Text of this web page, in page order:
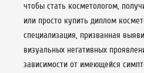
чтобы стать косметологом,
или просто купить диплом
специализация, призванная
визуальных негативных
зависимости от имеющейся